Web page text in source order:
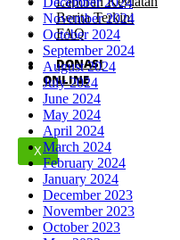
Berita Terkini
FAQ
DONASI
ONLINE
X
November 2024
October 2024
September 2024
August 2024
July 2024
June 2024
May 2024
April 2024
March 2024
February 2024
January 2024
December 2023
November 2023
October 2023